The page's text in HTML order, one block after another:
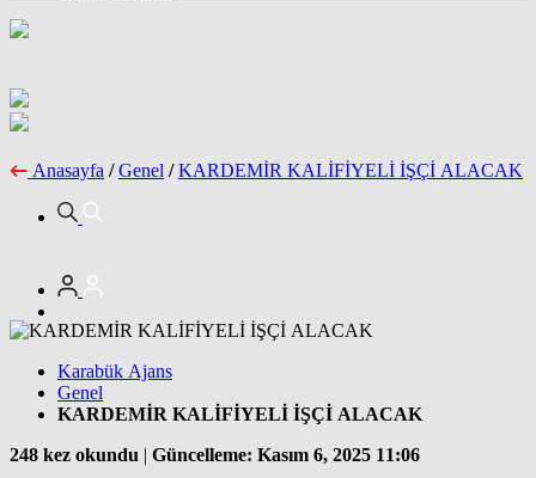
Anasayfa / Genel / KARDEMİR KALİFİYELİ İŞÇİ ALACAK
Karabük Ajans
Genel
KARDEMİR KALİFİYELİ İŞÇİ ALACAK
248 kez okundu | Güncelleme: Kasım 6, 2025 11:06